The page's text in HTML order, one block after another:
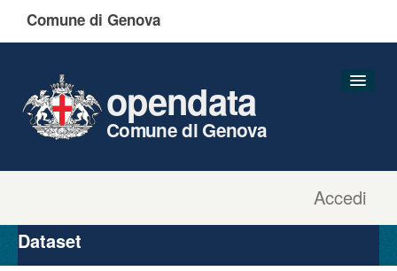
Comune di Genova
Accedi
opendata
Comune di Genova
Organizzazioni
Gruppi
Dataset